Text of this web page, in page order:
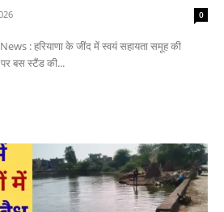
0
: हरियाणा के जींद में स्वयं सहायता समूह की
बस स्टैंड की...